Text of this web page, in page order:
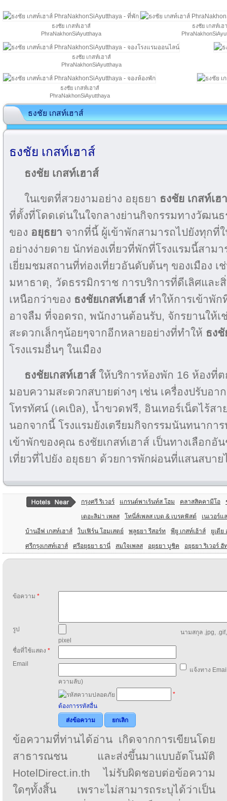
ธงชัย เกสท์เฮาส์
PhraNakhonSiAyutthaya
ธงชัย เกสท์เฮ
ธงชัย เกสท์เฮาส์
PhraNakhonSiAyutthaya
ธงชัย เกสท์เฮาส์
PhraNakhonSiAyutthaya
ธงชัย เกสท์เฮาส์
ธงชัย เกสท์เฮาส์
ธงชัย เกสท์เฮาส์
ในเขตที่สวยงามอย่าง อยุธยา ธงชัย เกสท์เฮ
ที่ตั้งที่โดดเด่นในใจกลางย่านกิจกรรมทางวัฒน
ของ อยุธยา จากที่นี้ ผู้เข้าพักสามารถไปยังทุกที่
อย่างง่ายดาย นักท่องเที่ยวที่พักที่โรงแรมนี้สาม
เยี่ยมชมสถานที่ท่องเที่ยวอันดับต้นๆ ของเมือง
มหาธาตุ, วัดธรรมิกราช การบริการที่ดีเลิศและ
เหนือกว่าของ ธงชัยเกสท์เฮาส์ ทำให้การเข้าพั
อาจลืม ที่จอดรถ, พนักงานต้อนรับ, จักรยานให้เ
สะดวกเล็กๆน้อยๆจากอีกหลายอย่างที่ทำให้ ธงชั
โรงแรมอื่นๆ ในเมือง
ธงชัยเกสท์เฮาส์ ให้บริการห้องพัก 16 ห้องที่
มอบความสะดวกสบายต่างๆ เช่น เครื่องปรับอา
โทรทัศน์ (เคเบิล), น้ำขวดฟรี, อินเทอร์เน็ตไร้สา
นอกจากนี้ โรงแรมยังเตรียมกิจกรรมนันทนากา
เข้าพักของคุณ ธงชัยเกสท์เฮาส์ เป็นทางเลือก
เที่ยวที่ไปยัง อยุธยา ด้วยการพักผ่อนที่แสนสบา
กรุงศรี ริเวอร์ แกรนด์พาเร้นท์ส โฮม คลาสสิคคามีโอ
เดอะลิม่า เพลส โทนี่ส์เพลส เบด & เบรคฟัสต์ เนเวอร์
บ้านอีฟ เกสท์เฮาส์ ใบเฟิร์น โฮมเสตย์ พลูธยา รีสอร์ท พียู เกสท์เฮ้าส์ ยูเดีย
ศรีกรุงเกสท์เฮาส์ ศรีอยุธยา ธานี่ สมใจเพลส อยุธยา บูชิค อยุธยา ริเวอร์ ฮั
ข้อความ *
รูป
นามสกุล .jpg,
pixel
ชื่อที่ใช้แสดง *
Email
แจ้งทาง
ความลับ)
*
ต้องการรหัสอื่น
ส่งข้อความ
ยกเลิก
ข้อความที่ท่านได้อ่าน เกิดจากการเขียนโดย
สาธารณชน และส่งขึ้นมาแบบอัตโนมัติ
HotelDirect.in.th ไม่รับผิดชอบต่อข้อความ
ใดๆทั้งสิ้น เพราะไม่สามารถระบุได้ว่าเป็น